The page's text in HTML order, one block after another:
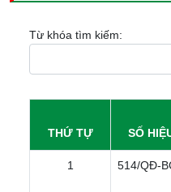
Từ khóa tìm kiếm:
THỨ TỰ SỐ
1 514/QÐ-